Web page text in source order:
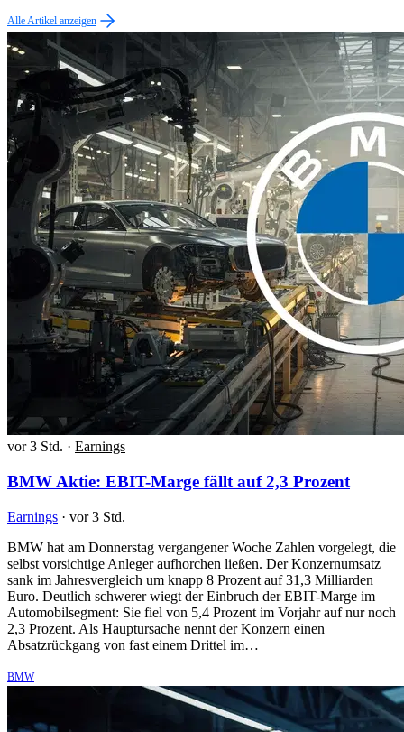
Alle Artikel anzeigen
vor 3 Std. · Earnings
BMW Aktie: EBIT-Marge fällt auf 2,3 Prozent
Earnings · vor 3 Std.
BMW hat am Donnerstag vergangener Woche Zahlen vorgelegt, die
selbst vorsichtige Anleger aufhorchen ließen. Der Konzernumsatz
sank im Jahresvergleich um knapp 8 Prozent auf 31,3 Milliarden
Euro. Deutlich schwerer wiegt der Einbruch der EBIT-Marge im
Automobilsegment: Sie fiel von 5,4 Prozent im Vorjahr auf nur noch
2,3 Prozent. Als Hauptursache nennt der Konzern einen
Absatzrückgang von fast einem Drittel im…
BMW